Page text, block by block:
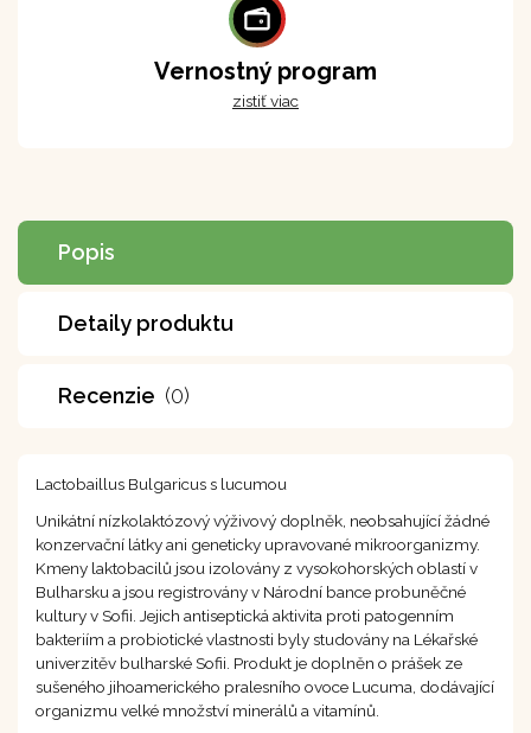
Vernostný program
zistiť viac
Popis
Detaily produktu
Recenzie (0)
Lactobaillus Bulgaricus s lucumou
Unikátní nízkolaktózový výživový doplněk, neobsahující žádné
konzervační látky ani geneticky upravované mikroorganizmy.
Kmeny laktobacilů jsou izolovány z vysokohorských oblastí v
Bulharsku a jsou registrovány v Národní bance probuněčné
kultury v Sofii. Jejich antiseptická aktivita proti patogenním
bakteriím a probiotické vlastnosti byly studovány na Lékařské
univerzitěv bulharské Sofii. Produkt je doplněn o prášek ze
sušeného jihoamerického pralesního ovoce Lucuma, dodávající
organizmu velké množství minerálů a vitamínů.